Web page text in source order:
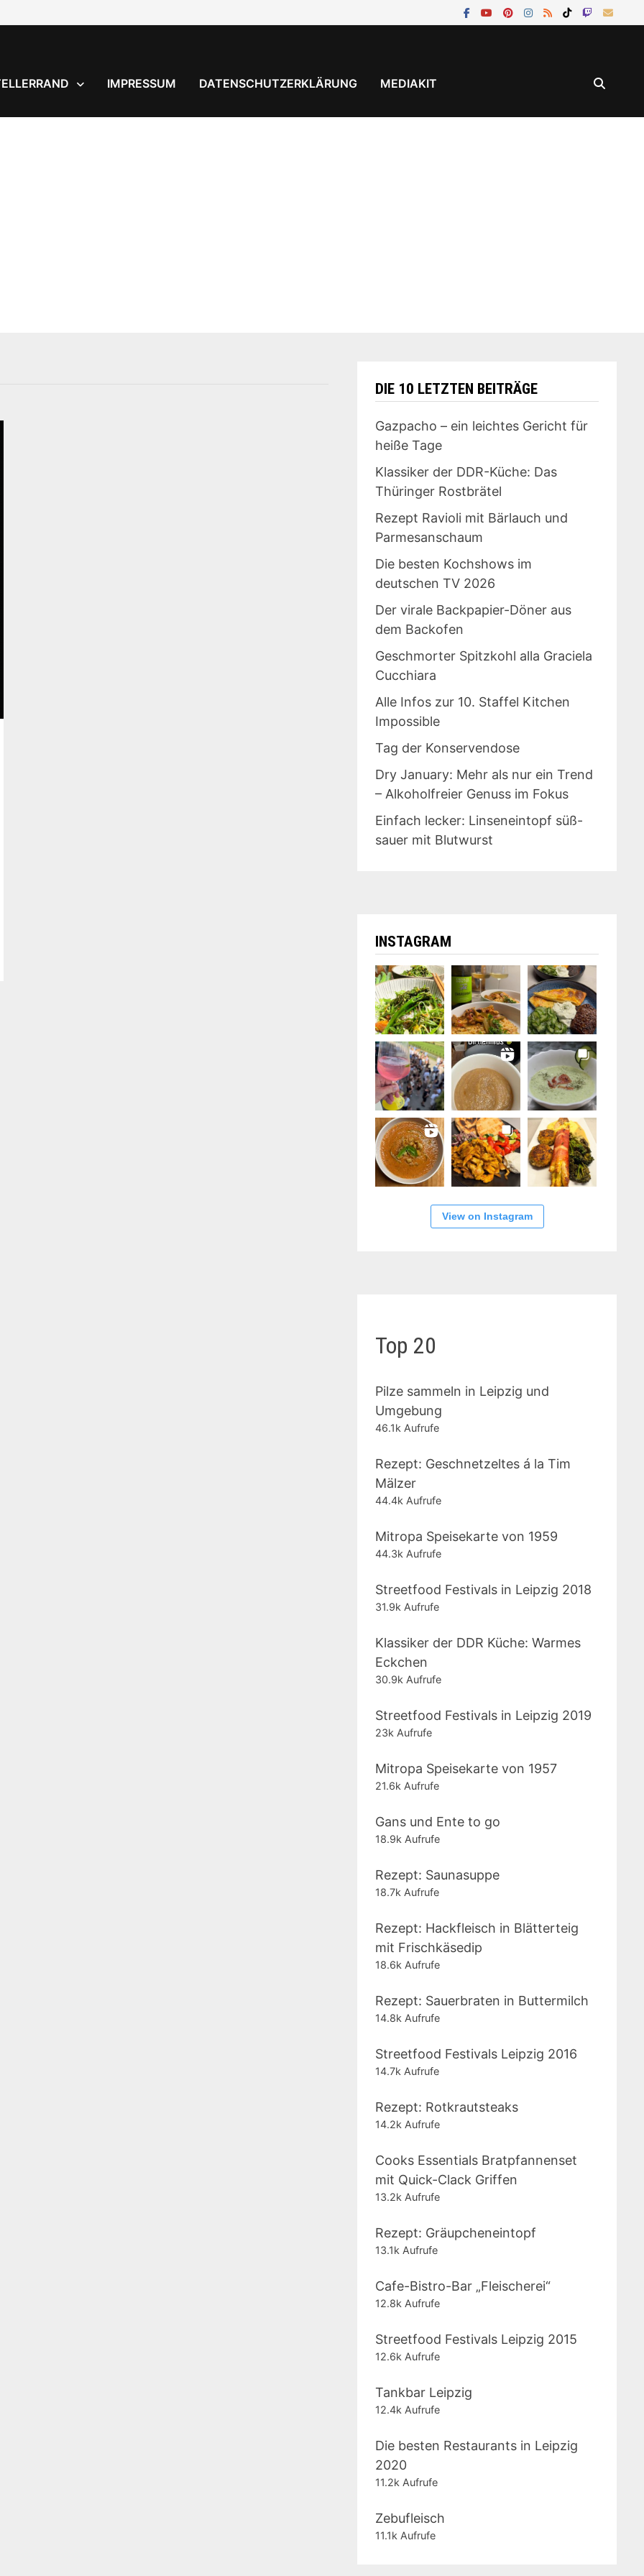
IMPRESSUM DATENSCHUTZERKLÄRUNG
MEDIAKIT
DIE 10 LETZTEN BEITRÄGE
Gazpacho – ein leichtes Gericht für
heiße Tage
Klassiker der DDR-Küche: Das
Thüringer Rostbrätel
Rezept Ravioli mit Bärlauch und
Parmesanschaum
Die besten Kochshows im
deutschen TV 2026
Der virale Backpapier-Döner aus
dem Backofen
Geschmorter Spitzkohl alla Graciela
Cucchiara
Alle Infos zur 10. Staffel Kitchen
Impossible
Tag der Konservendose
Dry January: Mehr als nur ein Trend
– Alkoholfreier Genuss im Fokus
Einfach lecker: Linseneintopf süß-
sauer mit Blutwurst
INSTAGRAM
View on Instagram
Top 20
Pilze sammeln in Leipzig und
Umgebung
46.1k Aufrufe
Rezept: Geschnetzeltes á la Tim
Mälzer
44.4k Aufrufe
Mitropa Speisekarte von 1959
44.3k Aufrufe
Streetfood Festivals in Leipzig 2018
31.9k Aufrufe
Klassiker der DDR Küche: Warmes
Eckchen
30.9k Aufrufe
Streetfood Festivals in Leipzig 2019
23k Aufrufe
Mitropa Speisekarte von 1957
21.6k Aufrufe
Gans und Ente to go
18.9k Aufrufe
Rezept: Saunasuppe
18.7k Aufrufe
Rezept: Hackfleisch in Blätterteig
mit Frischkäsedip
18.6k Aufrufe
Rezept: Sauerbraten in Buttermilch
14.8k Aufrufe
Streetfood Festivals Leipzig 2016
14.7k Aufrufe
Rezept: Rotkrautsteaks
14.2k Aufrufe
Cooks Essentials Bratpfannenset
mit Quick-Clack Griffen
13.2k Aufrufe
Rezept: Gräupcheneintopf
13.1k Aufrufe
Cafe-Bistro-Bar „Fleischerei“
12.8k Aufrufe
Streetfood Festivals Leipzig 2015
12.6k Aufrufe
Tankbar Leipzig
12.4k Aufrufe
Die besten Restaurants in Leipzig
2020
11.2k Aufrufe
Zebufleisch
11.1k Aufrufe